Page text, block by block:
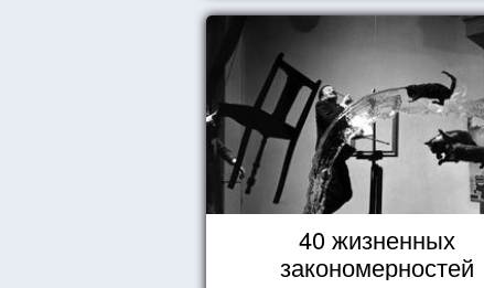
40 жизненных
закономерностей